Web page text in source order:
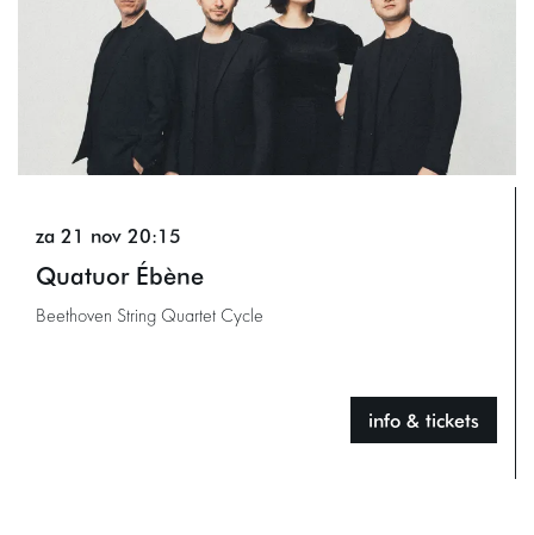
Quatuor Ébène
Beethoven String Quartet Cycle
za 21 nov 20:15
info & tickets